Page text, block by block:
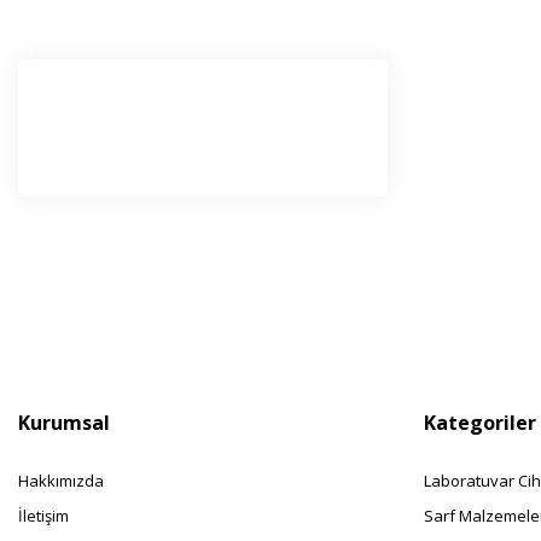
Kurumsal
Hakkımızda
İletişim
Kategoriler
Laboratuvar
Sarf